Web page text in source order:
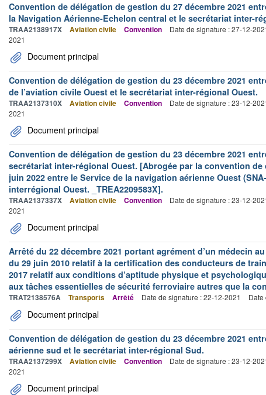
Convention de délégation de gestion du 27 décembre 2021
la Navigation Aérienne-Echelon central et le secrétariat inter-
TRAA2138917X Aviation civile Convention Date de signature : 27-12-
2021
Document principal
Convention de délégation de gestion du 23 décembre 2021
de l’aviation civile Ouest et le secrétariat inter-régional Ouest.
TRAA2137310X Aviation civile Convention Date de signature : 23-12-
2021
Document principal
Convention de délégation de gestion du 23 décembre 2021
secrétariat inter-régional Ouest. [Abrogée par la convention
juin 2022 entre le Service de la navigation aérienne Ouest
interrégional Ouest. _TREA2209583X].
TRAA2137337X Aviation civile Convention Date de signature : 23-12-
2021
Document principal
Arrêté du 22 décembre 2021 portant agrément d’un médecin
du 29 juin 2010 relatif à la certification des conducteurs de
2017 relatif aux conditions d’aptitude physique et
aux tâches essentielles de sécurité ferroviaire autres que la
TRAT2138576A Transports Arrêté Date de signature : 22-12-2021 Date
Document principal
Convention de délégation de gestion du 23 décembre 2021
aérienne sud et le secrétariat inter-régional Sud.
TRAA2137299X Aviation civile Convention Date de signature : 23-12-
2021
Document principal